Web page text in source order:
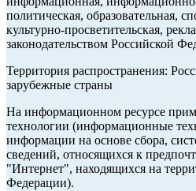
политическая, образовательная,
культурно-просветительская,
законодательством Российской
Территория распространения:
зарубежные страны
На информационном ресурсе
технологии (информационные
информации на основе сбора,
сведений, относящихся к
"Интернет", находящихся на
Федерации).